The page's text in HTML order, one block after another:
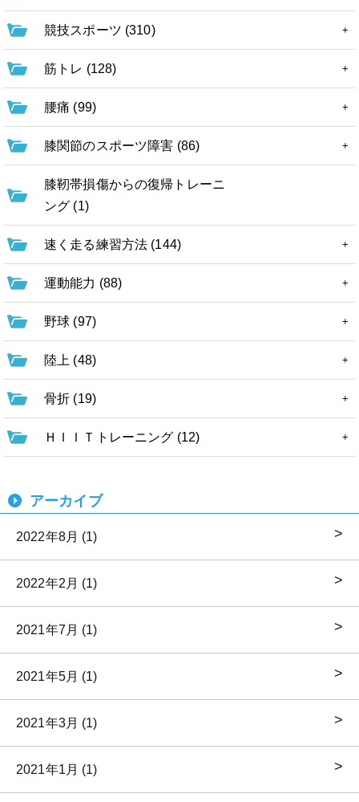
競技スポーツ (310)
筋トレ (128)
腰痛 (99)
膝関節のスポーツ障害 (86)
膝靭帯損傷からの復帰トレーニ
ング (1)
速く走る練習方法 (144)
運動能力 (88)
野球 (97)
陸上 (48)
骨折 (19)
ＨＩＩＴトレーニング (12)
アーカイブ
2022年8月 (1)
2022年2月 (1)
2021年7月 (1)
2021年5月 (1)
2021年3月 (1)
2021年1月 (1)